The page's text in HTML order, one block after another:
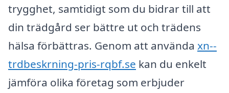
trygghet, samtidigt som du bidrar till att
din trädgård ser bättre ut och trädens
hälsa förbättras. Genom att använda xn--
trdbeskrning-pris-rqbf.se kan du enkelt
jämföra olika företag som erbjuder